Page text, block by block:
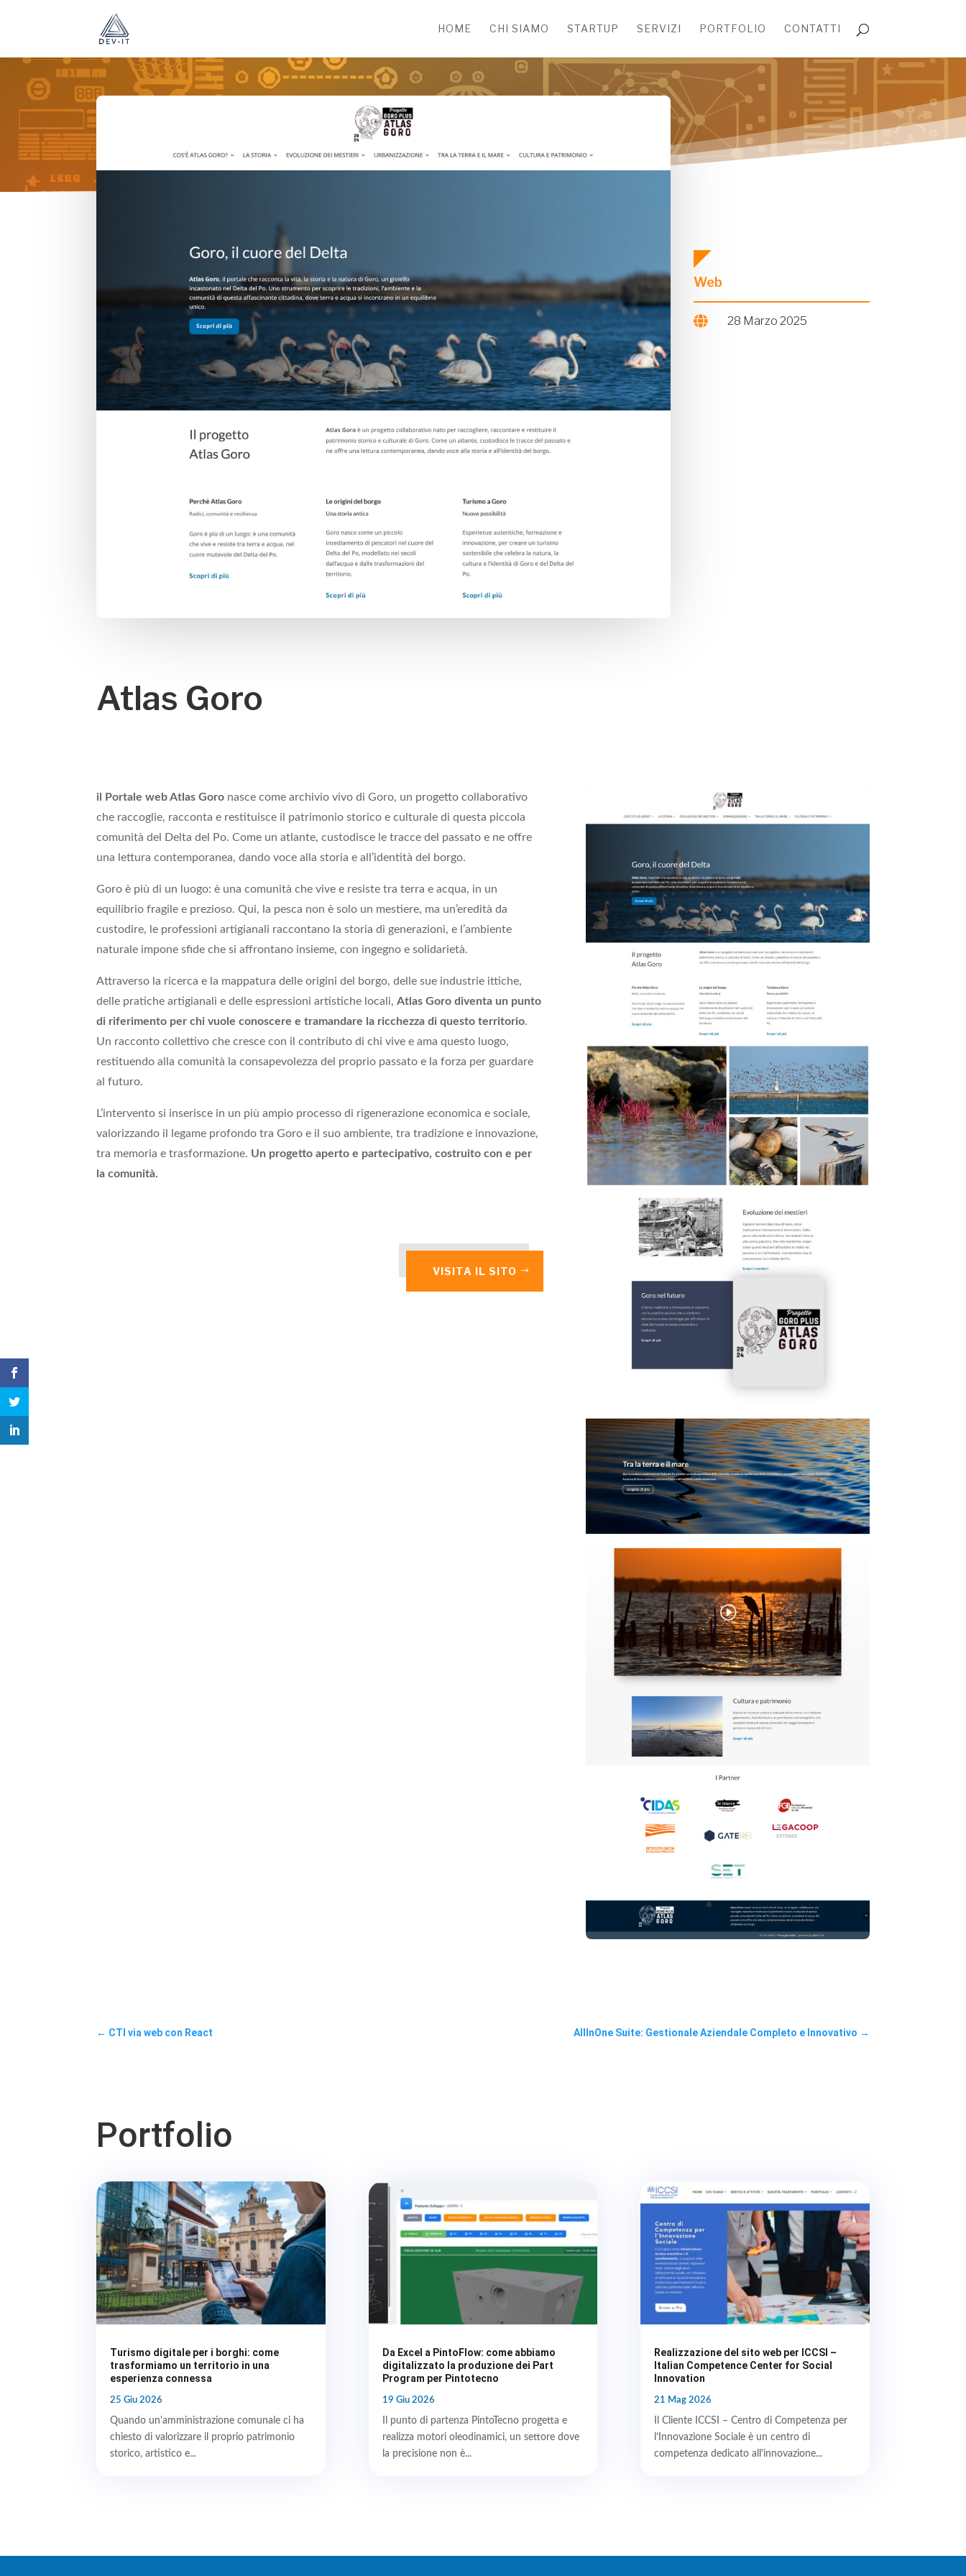
HOME CHI SIAMO STARTUP SERVIZI PORTFOLIO CONTATTI
Web
 28 Marzo 2025
Atlas Goro
il Portale web Atlas Goro nasce come archivio vivo di Goro, un progetto collaborativo
che raccoglie, racconta e restituisce il patrimonio storico e culturale di questa piccola
comunità del Delta del Po. Come un atlante, custodisce le tracce del passato e ne offre
una lettura contemporanea, dando voce alla storia e all’identità del borgo.
Goro è più di un luogo: è una comunità che vive e resiste tra terra e acqua, in un
equilibrio fragile e prezioso. Qui, la pesca non è solo un mestiere, ma un’eredità da
custodire, le professioni artigianali raccontano la storia di generazioni, e l’ambiente
naturale impone sfide che si affrontano insieme, con ingegno e solidarietà.
Attraverso la ricerca e la mappatura delle origini del borgo, delle sue industrie ittiche,
delle pratiche artigianali e delle espressioni artistiche locali,Atlas Goro diventa un punto
di riferimento per chi vuole conoscere e tramandare la ricchezza di questo territorio.
Un racconto collettivo che cresce con il contributo di chi vive e ama questo luogo,
restituendo alla comunità la consapevolezza del proprio passato e la forza per guardare
al futuro.
L’intervento si inserisce in un più ampio processo di rigenerazione economica e sociale,
valorizzando il legame profondo tra Goro e il suo ambiente, tra tradizione e innovazione,
tra memoria e trasformazione. Un progetto aperto e partecipativo, costruito con e per
la comunità.
VISITA IL SITO
← CTI via web con React AllInOne Suite: Gestionale Aziendale Completo e Innovativo →
Portfolio
Turismo digitale per i borghi: come
trasformiamo un territorio in una
esperienza connessa
25 Giu 2026
Quando un'amministrazione comunale ci ha
chiesto di valorizzare il proprio patrimonio
storico, artistico e...
Da Excel a PintoFlow: come abbiamo
digitalizzato la produzione dei Part
Program per Pintotecno
19 Giu 2026
Il punto di partenza PintoTecno progetta e
realizza motori oleodinamici, un settore dove
la precisione non è...
Realizzazione del sito web per ICCSI –
Italian Competence Center for Social
Innovation
21 Mag 2026
Il Cliente ICCSI – Centro di Competenza per
l’Innovazione Sociale è un centro di
competenza dedicato all'innovazione...